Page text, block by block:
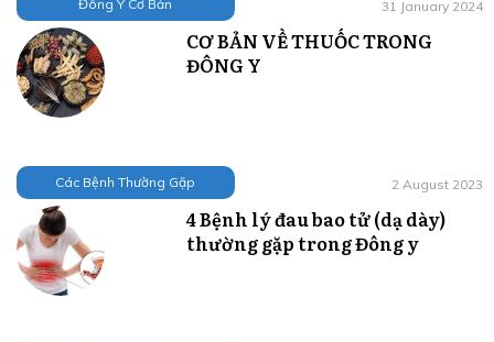
Đông Y Cơ Bản 31 January 2024
CƠ BẢN VỀ THUỐC TRONG
ĐÔNG Y
Các Bệnh Thường Gặp 2 August 2023
4 Bệnh lý đau bao tử (dạ dày)
thường gặp trong Đông y